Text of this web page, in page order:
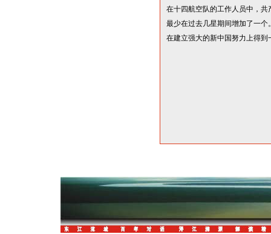
在十四航空队的工作人员中，
最少在过去几星期间增加了一
在建立强大的新中国努力上得到